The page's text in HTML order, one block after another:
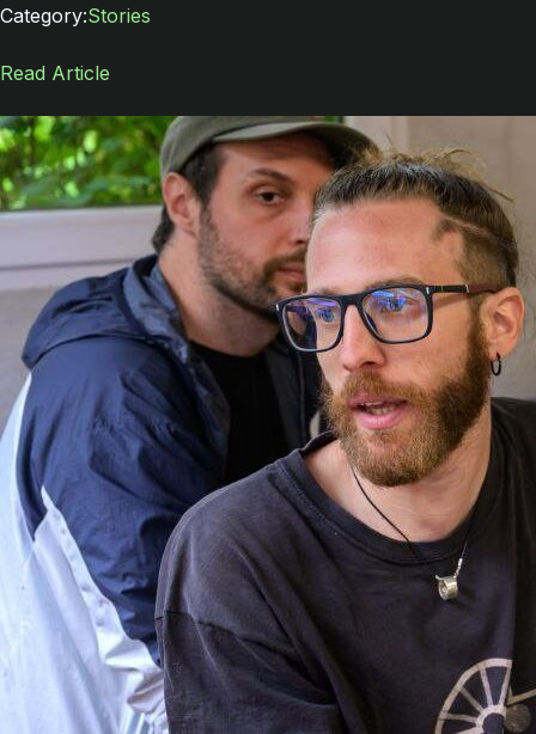
Category:Stories
Read Article